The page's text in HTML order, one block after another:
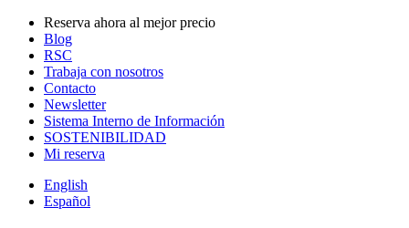
Reserva ahora al mejor precio
Blog
RSC
Trabaja con nosotros
Contacto
Newsletter
Sistema Interno de Información
SOSTENIBILIDAD
Mi reserva
English
Español